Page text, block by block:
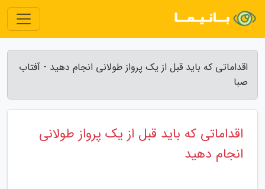
اقداماتی که باید قبل از یک پرواز طولانی انجام دهید - آفتاب
صبا
اقداماتی که باید قبل از یک پرواز طولانی
انجام دهید